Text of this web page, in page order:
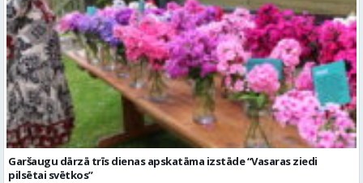
Garšaugu dārzā trīs dienas apskatāma izstāde “Vasaras ziedi
pilsētai svētkos”